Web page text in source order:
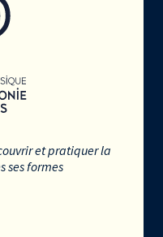
et pratiquer la
ses formes